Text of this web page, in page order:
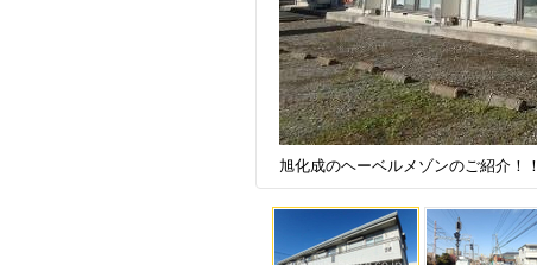
旭化成のヘーベルメゾンのご紹介！！